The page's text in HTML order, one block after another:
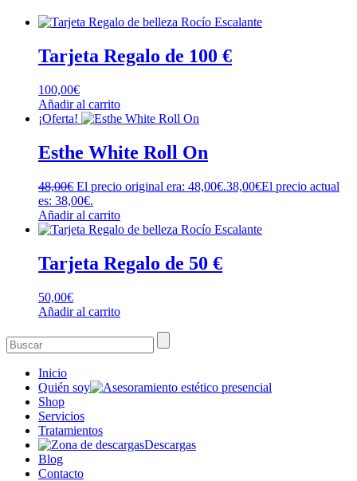
Tarjeta Regalo de 100 €
100,00€
Añadir al carrito
¡Oferta!
Esthe White Roll On
48,00€ El precio original era: 48,00€.38,00€El precio actual
es: 38,00€.
Añadir al carrito
Tarjeta Regalo de 50 €
50,00€
Añadir al carrito
Inicio
Quién soy
Shop
Servicios
Tratamientos
Descargas
Blog
Contacto